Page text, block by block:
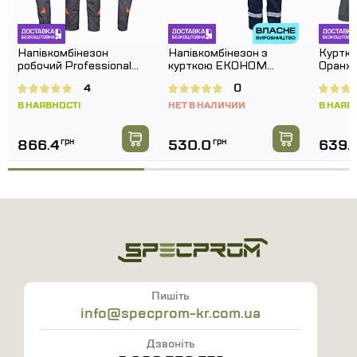
Напівкомбінезон
робочий Professional
В НАЯВНОСТІ
4
866.4грн
Напівкомбінезон з
курткою ЕКОНОМ
НЕТ В НАЛИЧИИ
0
530.0 грн
В
639.1
Пишіть
info@specprom-kr.com.ua
Дзвоніть